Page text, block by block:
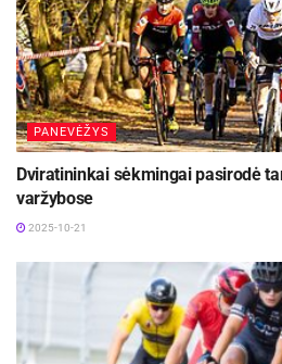
PANEVĖŽYS
Dviratininkai sėkmingai pasirodė
varžybose
2025-10-21